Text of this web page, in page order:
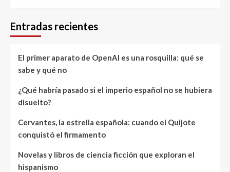
Entradas recientes
El primer aparato de OpenAI es una rosquilla: qué se
sabe y qué no
¿Qué habría pasado si el imperio español no se hubiera
disuelto?
Cervantes, la estrella española: cuando el Quijote
conquistó el firmamento
Novelas y libros de ciencia ficción que exploran el
hispanismo